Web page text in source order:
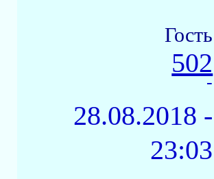
Гость
502
-
28.08.2018 -
23:03